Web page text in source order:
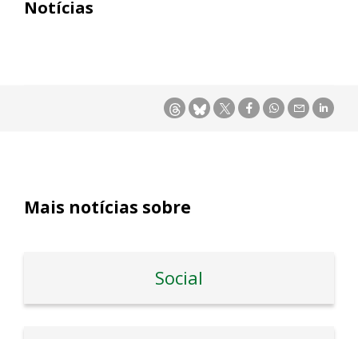
Notícias
Mais notícias sobre
Social